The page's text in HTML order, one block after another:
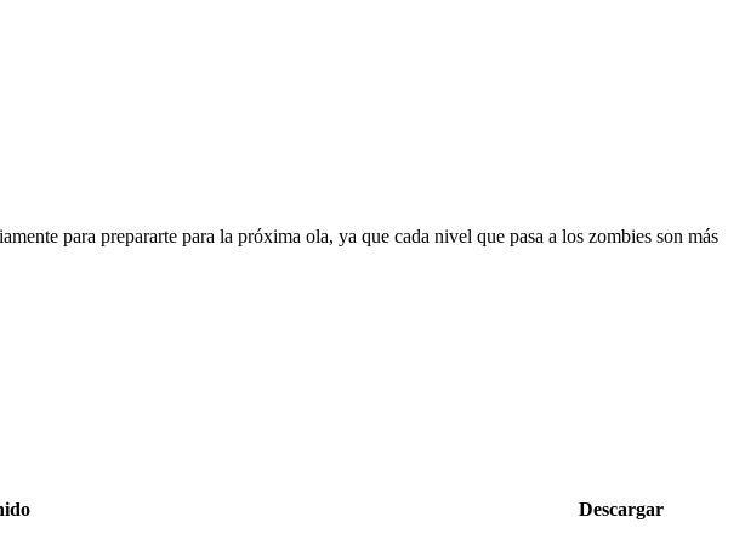
para prepararte para la próxima ola, ya que cada nivel que pasa a los zombies son más
Descargar